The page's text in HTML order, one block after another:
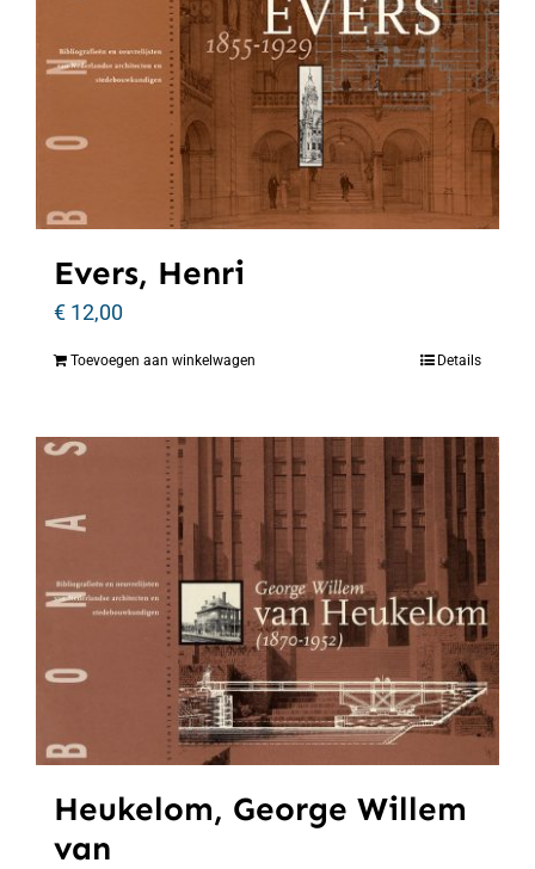
Evers, Henri
€ 12,00
Toevoegen aan winkelwagen Details
Heukelom, George Willem
van